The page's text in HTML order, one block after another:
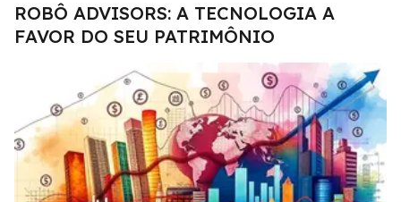
ROBÔ ADVISORS: A TECNOLOGIA A
FAVOR DO SEU PATRIMÔNIO